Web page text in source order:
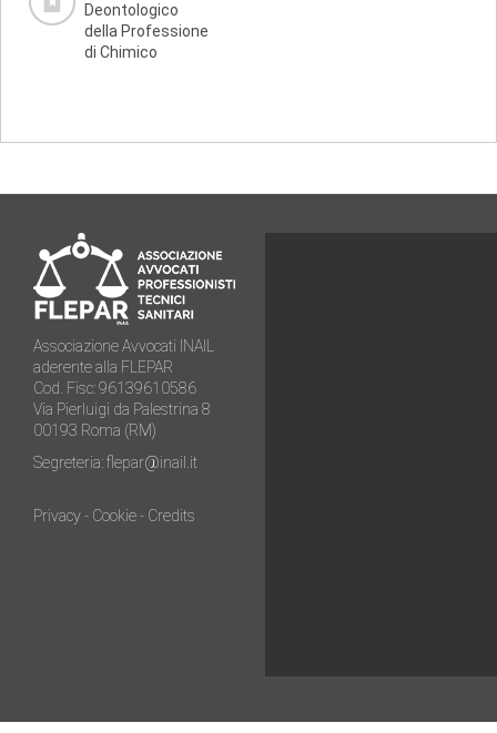
Deontologico
della Professione
di Chimico
Associazione Avvocati INAIL
aderente alla FLEPAR
Cod. Fisc: 96139610586
Via Pierluigi da Palestrina 8
00193 Roma (RM)
Segreteria:flepar@inail.it
Privacy- Cookie- Credits